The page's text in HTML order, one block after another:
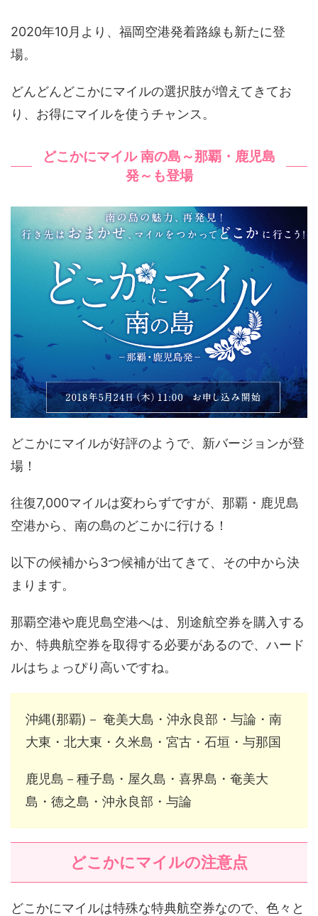
2020年10月より、福岡空港発着路線も新たに登
場。
どんどんどこかにマイルの選択肢が増えてきてお
り、お得にマイルを使うチャンス。
どこかにマイル 南の島～那覇・鹿児島
発～も登場
どこかにマイルが好評のようで、新バージョンが登
場！
往復7,000マイルは変わらずですが、那覇・鹿児島
空港から、南の島のどこかに行ける！
以下の候補から3つ候補が出てきて、その中から決
まります。
那覇空港や鹿児島空港へは、別途航空券を購入する
か、特典航空券を取得する必要があるので、ハード
ルはちょっぴり高いですね。
沖縄(那覇)－ 奄美大島・沖永良部・与論・南
大東・北大東・久米島・宮古・石垣・与那国
鹿児島－種子島・屋久島・喜界島・奄美大
島・徳之島・沖永良部・与論
どこかにマイルの注意点
どこかにマイルは特殊な特典航空券なので、色々と